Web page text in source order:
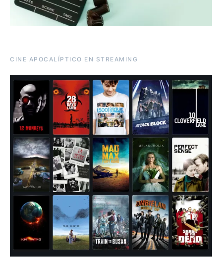
CINE APOCALÍPTICO EN STREAMING